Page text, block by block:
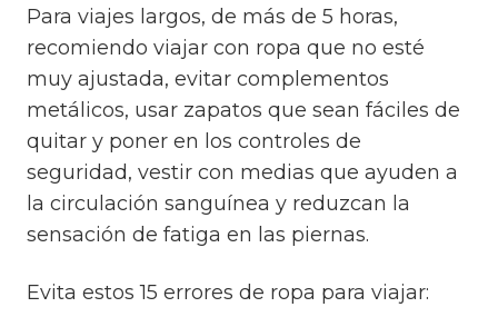
Para viajes largos, de más de 5 horas,
recomiendo viajar con ropa que no esté
muy ajustada, evitar complementos
metálicos, usar zapatos que sean fáciles de
quitar y poner en los controles de
seguridad, vestir con medias que ayuden a
la circulación sanguínea y reduzcan la
sensación de fatiga en las piernas.
Evita estos 15 errores de ropa para viajar: